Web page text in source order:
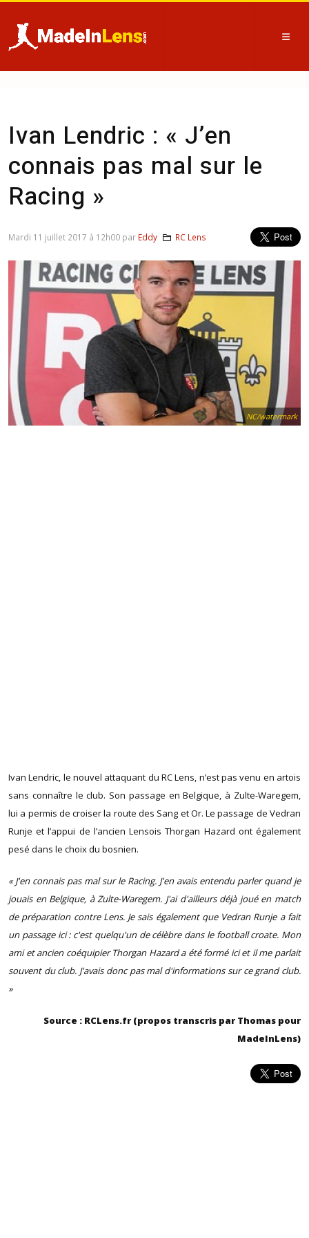
Ivan Lendric : « J’en
connais pas mal sur le
Racing »
NC/watermark
Ivan Lendric, le nouvel attaquant du RC Lens, n’est pas venu en artois
sans connaître le club. Son passage en Belgique, à Zulte-Waregem,
lui a permis de croiser la route des Sang et Or. Le passage de Vedran
Runje et l’appui de l’ancien Lensois Thorgan Hazard ont également
pesé dans le choix du bosnien.
« J'en connais pas mal sur le Racing. J'en avais entendu parler quand je
jouais en Belgique, à Zulte-Waregem. J'ai d'ailleurs déjà joué en match
de préparation contre Lens. Je sais également que Vedran Runje a fait
un passage ici : c'est quelqu'un de célèbre dans le football croate. Mon
ami et ancien coéquipier Thorgan Hazard a été formé ici et il me parlait
souvent du club. J'avais donc pas mal d'informations sur ce grand club.
»
Source : RCLens.fr (propos transcris par Thomas pour
MadeInLens)
Mardi 11 juillet 2017 à 12h00 par Eddy RC Lens